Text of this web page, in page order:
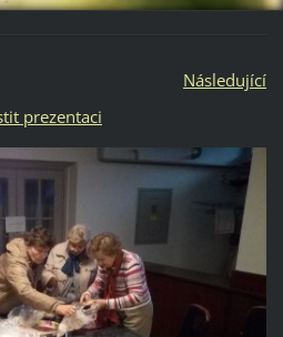
Následující
prezentaci